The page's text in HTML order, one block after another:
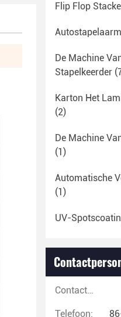
Flip Flop
De Machine
Stapelkeerder
Karton Het
(2)
De Machine
(1)
Automatische
(1)
UV-
Contactpersonen:
Telefoon: